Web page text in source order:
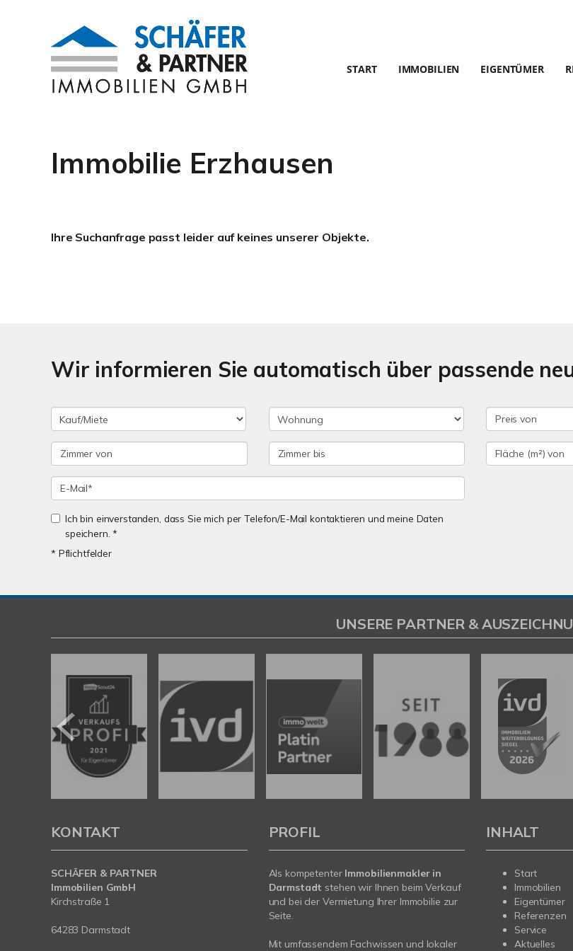
START IMMOBILIEN EIGENTÜMER
Immobilie Erzhausen
Ihre Suchanfrage passt leider auf keines unserer Objekte.
Wir informieren Sie automatisch über passende
Ich bin einverstanden, dass Sie mich per Telefon/E-Mail kontaktieren und meine Daten
speichern. *
* Pflichtfelder
UNSERE PARTNER &
KONTAKT
SCHÄFER & PARTNER
Immobilien GmbH
Kirchstraße 1
64283 Darmstadt
PROFIL
Als kompetenter Immobilienmakler in
Darmstadt stehen wir Ihnen beim Verkauf
und bei der Vermietung Ihrer Immobilie zur
Seite.
Mit umfassendem Fachwissen und lokaler
INHALT
Start
Immobilien
Eigentümer
Referenzen
Service
Aktuelles